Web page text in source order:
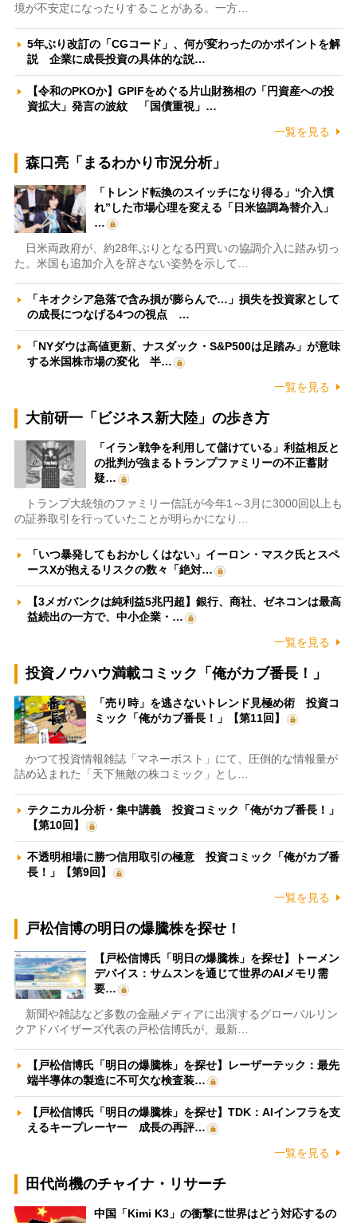
境が不安定になったりすることがある。一方…
5年ぶり改訂の「CGコード」、何が変わったのかポイントを解
説 企業に成長投資の具体的な説…
【令和のPKOか】GPIFをめぐる片山財務相の「円資産への投
資拡大」発言の波紋 「国債重視」…
一覧を見る
森口亮「まるわかり市況分析」
「トレンド転換のスイッチになり得る」“介入慣
れ”した市場心理を変える「日米協調為替介入」
…
日米両政府が、約28年ぶりとなる円買いの協調介入に踏み切っ
た。米国も追加介入を辞さない姿勢を示して…
「キオクシア急落で含み損が膨らんで…」損失を投資家として
の成長につなげる4つの視点 …
「NYダウは高値更新、ナスダック・S&P500は足踏み」が意味
する米国株市場の変化 半…
一覧を見る
大前研一「ビジネス新大陸」の歩き方
「イラン戦争を利用して儲けている」利益相反と
の批判が強まるトランプファミリーの不正蓄財
疑…
トランプ大統領のファミリー信託が今年1～3月に3000回以上も
の証券取引を行っていたことが明らかになり…
「いつ暴発してもおかしくはない」イーロン・マスク氏とスペ
ースXが抱えるリスクの数々「絶対…
【3メガバンクは純利益5兆円超】銀行、商社、ゼネコンは最高
益続出の一方で、中小企業・…
一覧を見る
投資ノウハウ満載コミック「俺がカブ番長！」
「売り時」を逃さないトレンド見極め術 投資コ
ミック「俺がカブ番長！」【第11回】
かつて投資情報雑誌「マネーポスト」にて、圧倒的な情報量が
詰め込まれた「天下無敵の株コミック」とし…
テクニカル分析・集中講義 投資コミック「俺がカブ番長！」
【第10回】
不透明相場に勝つ信用取引の極意 投資コミック「俺がカブ番
長！」【第9回】
一覧を見る
戸松信博の明日の爆騰株を探せ！
【戸松信博氏「明日の爆騰株」を探せ】トーメン
デバイス：サムスンを通じて世界のAIメモリ需
要…
新聞や雑誌など多数の金融メディアに出演するグローバルリン
クアドバイザーズ代表の戸松信博氏が、最新…
【戸松信博氏「明日の爆騰株」を探せ】レーザーテック：最先
端半導体の製造に不可欠な検査装…
【戸松信博氏「明日の爆騰株」を探せ】TDK：AIインフラを支
えるキープレーヤー 成長の再評…
一覧を見る
田代尚機のチャイナ・リサーチ
中国「Kimi K3」の衝撃に世界はどう対応するの